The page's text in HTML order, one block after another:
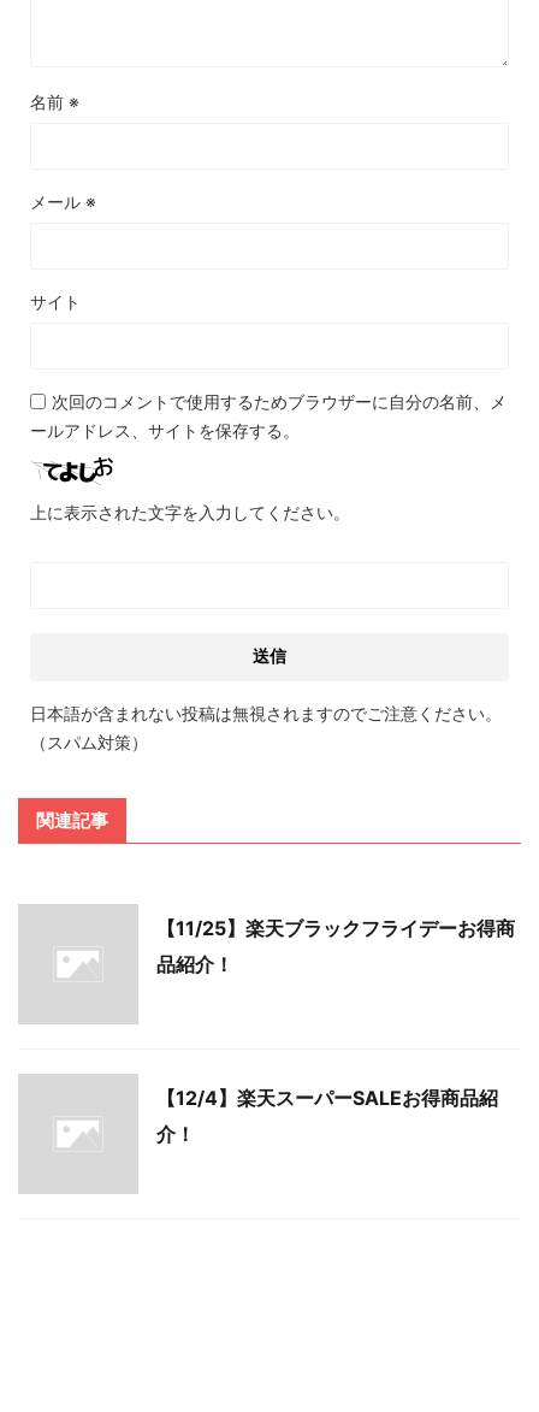
名前 ※
メール ※
サイト
次回のコメントで使用するためブラウザーに自分の名前、メ
ールアドレス、サイトを保存する。
上に表示された文字を入力してください。
日本語が含まれない投稿は無視されますのでご注意ください。
（スパム対策）
関連記事
【11/25】楽天ブラックフライデーお得商
品紹介！
【12/4】楽天スーパーSALEお得商品紹
介！